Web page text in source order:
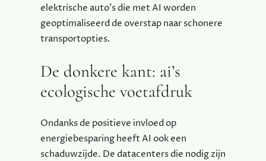
elektrische auto’s die met AI worden
geoptimaliseerd de overstap naar schonere
transportopties.
De donkere kant: ai’s
ecologische voetafdruk
Ondanks de positieve invloed op
energiebesparing heeft AI ook een
schaduwzijde. De datacenters die nodig zijn